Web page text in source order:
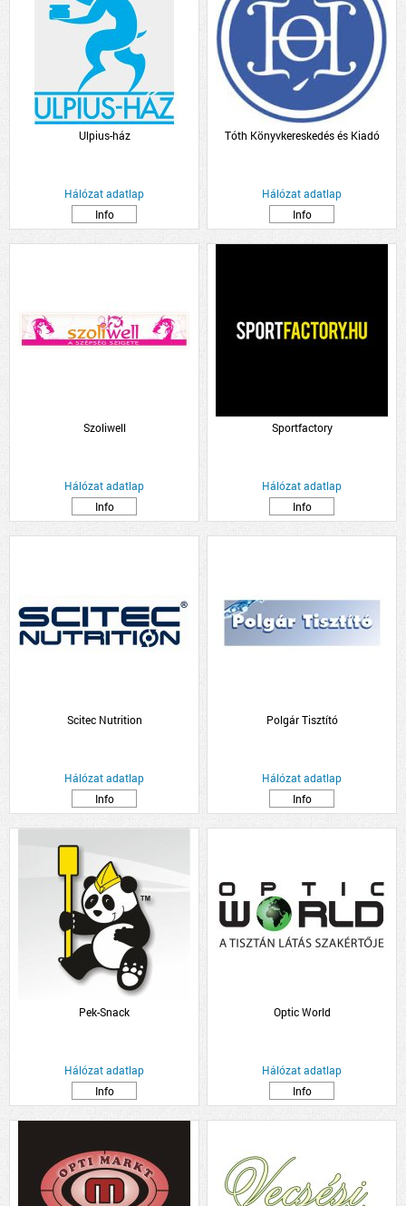
Ulpius-ház
Hálózat adatlap
Info
Tóth Könyvkereskedés és Kiadó
Hálózat adatlap
Info
Szoliwell
Hálózat adatlap
Info
Sportfactory
Hálózat adatlap
Info
Scitec Nutrition
Hálózat adatlap
Info
Polgár Tisztító
Hálózat adatlap
Info
Pek-Snack
Hálózat adatlap
Info
Optic World
Hálózat adatlap
Info